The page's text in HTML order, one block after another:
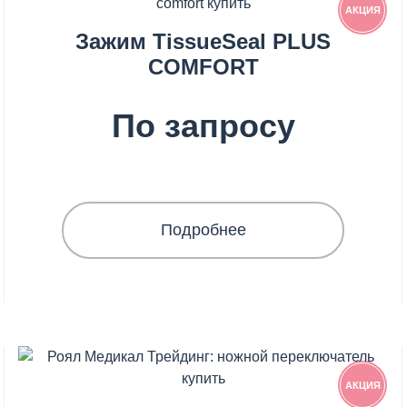
АКЦИЯ
Зажим TissueSeal PLUS
COMFORT
По запросу
Подробнее
АКЦИЯ